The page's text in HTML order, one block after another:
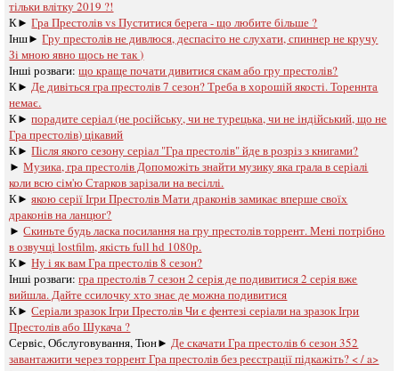
тільки влітку 2019 ?!
К►Гра Престолів vs Пуститися берега - що любите більше ?
Інш►Гру престолів не дивлюся, деспасіто не слухати, спиннер не кручу
Зі мною явно щось не так )
Інші розваги: ​​що краще почати дивитися скам або гру престолів?
К► Де дивіться гра престолів 7 сезон? Треба в хорошій якості. Тореннта
немає.
К►порадите серіал (не російську, чи не турецька, чи не індійський, що не
Гра престолів) цікавий
К►Після якого сезону серіал "Гра престолів" йде в розріз з книгами?
►Музика, гра престолів Допоможіть знайти музику яка грала в серіалі
коли всю сім'ю Старков зарізали на весіллі.
К►якою серії Ігри Престолів Мати драконів замикає вперше своїх
драконів на ланцюг?
►Скиньте будь ласка посилання на гру престолів торрент. Мені потрібно
в озвучці lostfilm, якість full hd 1080p.
К►Ну і як вам Гра престолів 8 сезон?
Інші розваги: ​​гра престолів 7 сезон 2 серія де подивитися 2 серія вже
вийшла. Дайте ссилочку хто знає де можна подивитися
К►Серіали зразок Ігри Престолів Чи є фентезі серіали на зразок Ігри
Престолів або Шукача ?
Сервіс, Обслуговування, Тюн► Де скачати Гра престолів 6 сезон 352
завантажити через торрент Гра престолів без реєстрації підкажіть? < / a>